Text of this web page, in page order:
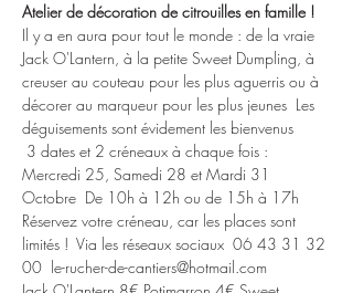
Atelier de décoration de citrouilles en famille !
Il y a en aura pour tout le monde : de la vraie
Jack O'Lantern, à la petite Sweet Dumpling, à
creuser au couteau pour les plus aguerris ou à
décorer au marqueur pour les plus jeunes  Les
déguisements sont évidement les bienvenus
3 dates et 2 créneaux à chaque fois :
Mercredi 25, Samedi 28 et Mardi 31
Octobre  De 10h à 12h ou de 15h à 17h
Réservez votre créneau, car les places sont
limités !  Via les réseaux sociaux  06 43 31 32
00  le-rucher-de-cantiers@hotmail.com